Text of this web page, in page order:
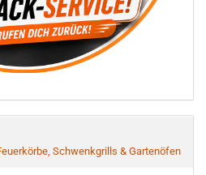
Schwenkgrills & Gartenöfen